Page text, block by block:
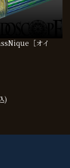
［オイ
)